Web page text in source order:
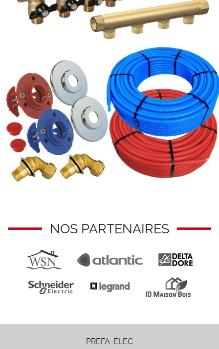
NOS PARTENAIRES
PREFA-ELEC